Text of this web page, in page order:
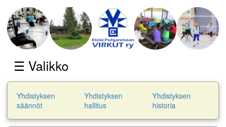
☰ Valikko
Yhdistyksen
säännöt
Yhdistyksen
hallitus
Yhdistyksen
historia